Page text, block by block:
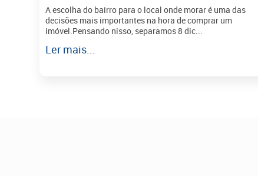
A escolha do bairro para o local onde morar é uma das
decisões mais importantes na hora de comprar um
imóvel.Pensando nisso, separamos 8 dic...
Ler mais...